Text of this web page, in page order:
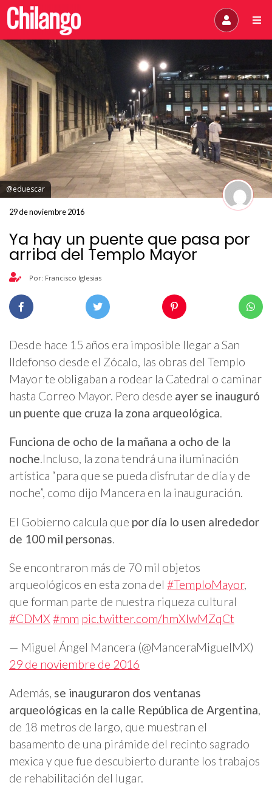
@eduescar
29 de noviembre 2016
Ya hay un puente que pasa por
arriba del Templo Mayor
Por: Francisco Iglesias
Desde hace 15 años era imposible llegar a San
Ildefonso desde el Zócalo, las obras del Templo
Mayor te obligaban a rodear la Catedral o caminar
hasta Correo Mayor. Pero desde ayer se inauguró
un puente que cruza la zona arqueológica.
Funciona de ocho de la mañana a ocho de la
noche.Incluso, la zona tendrá una iluminación
artística “para que se pueda disfrutar de día y de
noche”, como dijo Mancera en la inauguración.
El Gobierno calcula que por día lo usen alrededor
de 100 mil personas.
Se encontraron más de 70 mil objetos
arqueológicos en esta zona del #TemploMayor,
que forman parte de nuestra riqueza cultural
#CDMX #mm pic.twitter.com/hmXIwMZqCt
— Miguel Ángel Mancera (@ManceraMiguelMX)
29 de noviembre de 2016
Además, se inauguraron dos ventanas
arqueológicas en la calle República de Argentina,
de 18 metros de largo, que muestran el
basamento de una pirámide del recinto sagrado
mexica y que fue descubierto durante los trabajos
de rehabilitación del lugar.